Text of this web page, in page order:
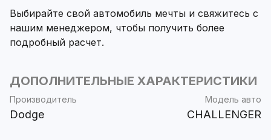
Выбирайте свой автомобиль мечты и свяжитесь с
нашим менеджером, чтобы получить более
подробный расчет.
ДОПОЛНИТЕЛЬНЫЕ ХАРАКТЕРИСТИКИ
Производитель
Dodge
Модель авто
CHALLENGER